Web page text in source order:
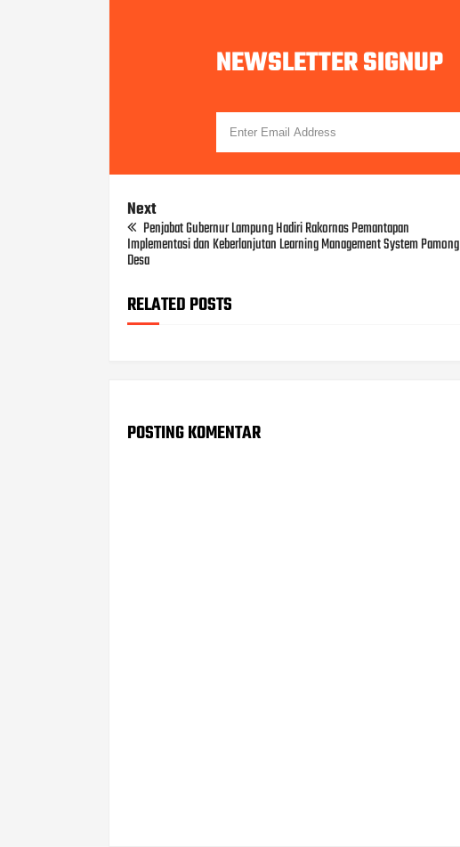
NEWSLETTER SIGNUP
Next
Penjabat Gubernur Lampung Hadiri Rakornas Pemantapan
Implementasi dan Keberlanjutan Learning Management System Pamong
Desa
RELATED POSTS
POSTING KOMENTAR